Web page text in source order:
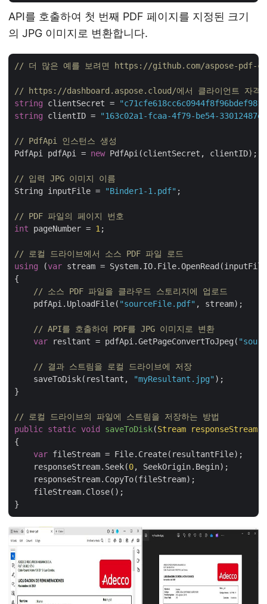
API를 호출하여 첫 번째 PDF 페이지를 지정된 크기
의 JPG 이미지로 변환합니다.
// 더 많은 예를 보려면 https://github.com/aspose-pdf-
// https://dashboard.aspose.cloud/에서 클라이언트 자격
string clientSecret =
string clientID = "163c02a1-fcaa-4f79-be54-
// PdfApi 인스턴스 생성
PdfApi pdfApi = new PdfApi(clientSecret, clientID);
// 입력 JPG 이미지 이름
String inputFile =
"Binder1-1.pdf" ;
// PDF 파일의 페이지 번호
int pageNumber = 1 ;
// 로컬 드라이브에서 소스 PDF 파일 로드
using (var stream =
{
// 소스 PDF 파일을 클라우드 스토리지에 업로드
    pdfApi.UploadFile(
"sourceFile.pdf" , stream);
// API를 호출하여 PDF를 JPG 이미지로 변환
var resltant = pdfApi.GetPageConvertToJpeg(
// 결과 스트림을 로컬 드라이브에 저장
    saveToDisk(resltant,
"myResultant.jpg" );
}
// 로컬 드라이브의 파일에 스트림을 저장하는 방법
public static void saveToDisk(Stream
{
var fileStream = File.Create(resultantFile);
    responseStream.Seek(
0, SeekOrigin.Begin);
    responseStream.CopyTo(fileStream);
    fileStream.Close();